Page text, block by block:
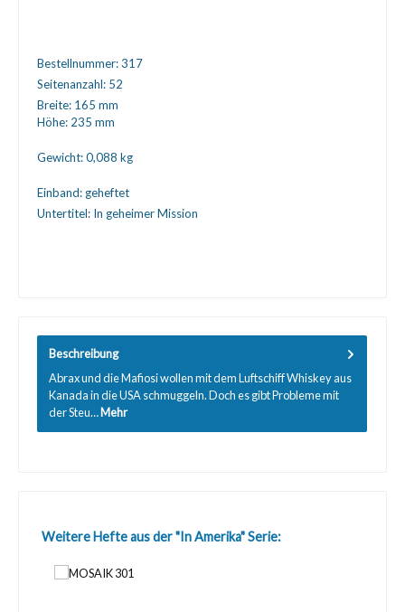
Bestellnummer:317
Seitenanzahl: 52
Breite: 165 mm
Höhe: 235 mm
Gewicht:0,088 kg
Einband: geheftet
Untertitel: In geheimer Mission
Beschreibung
Abrax und die Mafiosi wollen mit dem Luftschiff Whiskey aus
Kanada in die USA schmuggeln. Doch es gibt Probleme mit
der Steu…Mehr
Produktgalerie überspringen
Weitere Hefte aus der "In Amerika" Serie: